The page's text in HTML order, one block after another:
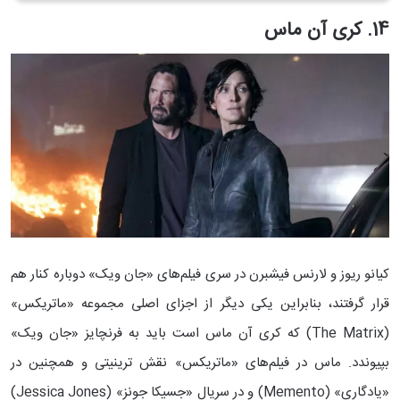
14. کری آن ماس
کیانو ریوز و لارنس فیشبرن در سری فیلم‌های «جان ویک» دوباره کنار هم
قرار گرفتند، بنابراین یکی دیگر از اجزای اصلی مجموعه «ماتریکس»
(The Matrix) که کری آن ماس است باید به فرنچایز «جان ویک»
بپیوندد. ماس در فیلم‌های «ماتریکس» نقش ترینیتی و همچنین در
«یادگاری» (Memento) و در سریال «جسیکا جونز» (Jessica Jones)